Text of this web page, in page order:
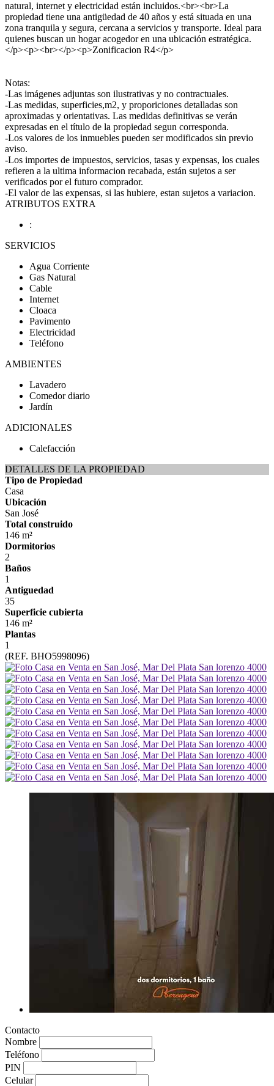
natural, internet y electricidad están incluidos.<br><br>La
propiedad tiene una antigüedad de 40 años y está situada en una
zona tranquila y segura, cercana a servicios y transporte. Ideal para
quienes buscan un hogar acogedor en una ubicación estratégica.
</p><p><br></p><p>Zonificacion R4</p>
Notas:
-Las imágenes adjuntas son ilustrativas y no contractuales.
-Las medidas, superficies,m2, y proporiciones detalladas son
aproximadas y orientativas. Las medidas definitivas se verán
expresadas en el título de la propiedad segun corresponda.
-Los valores de los inmuebles pueden ser modificados sin previo
aviso.
-Los importes de impuestos, servicios, tasas y expensas, los cuales
refieren a la ultima informacion recabada, están sujetos a ser
verificados por el futuro comprador.
-El valor de las expensas, si las hubiere, estan sujetos a variacion.
ATRIBUTOS EXTRA
:
SERVICIOS
Agua Corriente
Gas Natural
Cable
Internet
Cloaca
Pavimento
Electricidad
Teléfono
AMBIENTES
Lavadero
Comedor diario
Jardín
ADICIONALES
Calefacción
DETALLES DE LA PROPIEDAD
Tipo de Propiedad
Casa
Ubicación
San José
Total construido
146 m²
Dormitorios
2
Baños
1
Antiguedad
35
Superficie cubierta
146 m²
Plantas
1
(REF. BHO5998096)
Contacto
Nombre
Teléfono
PIN
Celular